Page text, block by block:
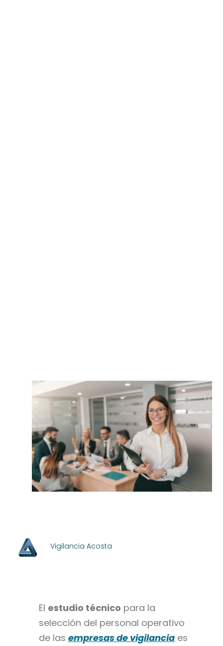
Vigilancia Acosta
El estudio técnico para la
selección del personal operativo
de las empresas de vigilanciaes